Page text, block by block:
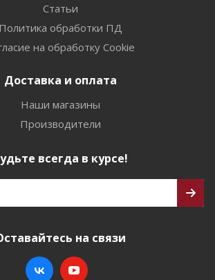
Статьи
Политика обработки ПД
на обработку Cookie
Доставка и оплата
Наши магазины
Производители
всегда в курсе!
на связи